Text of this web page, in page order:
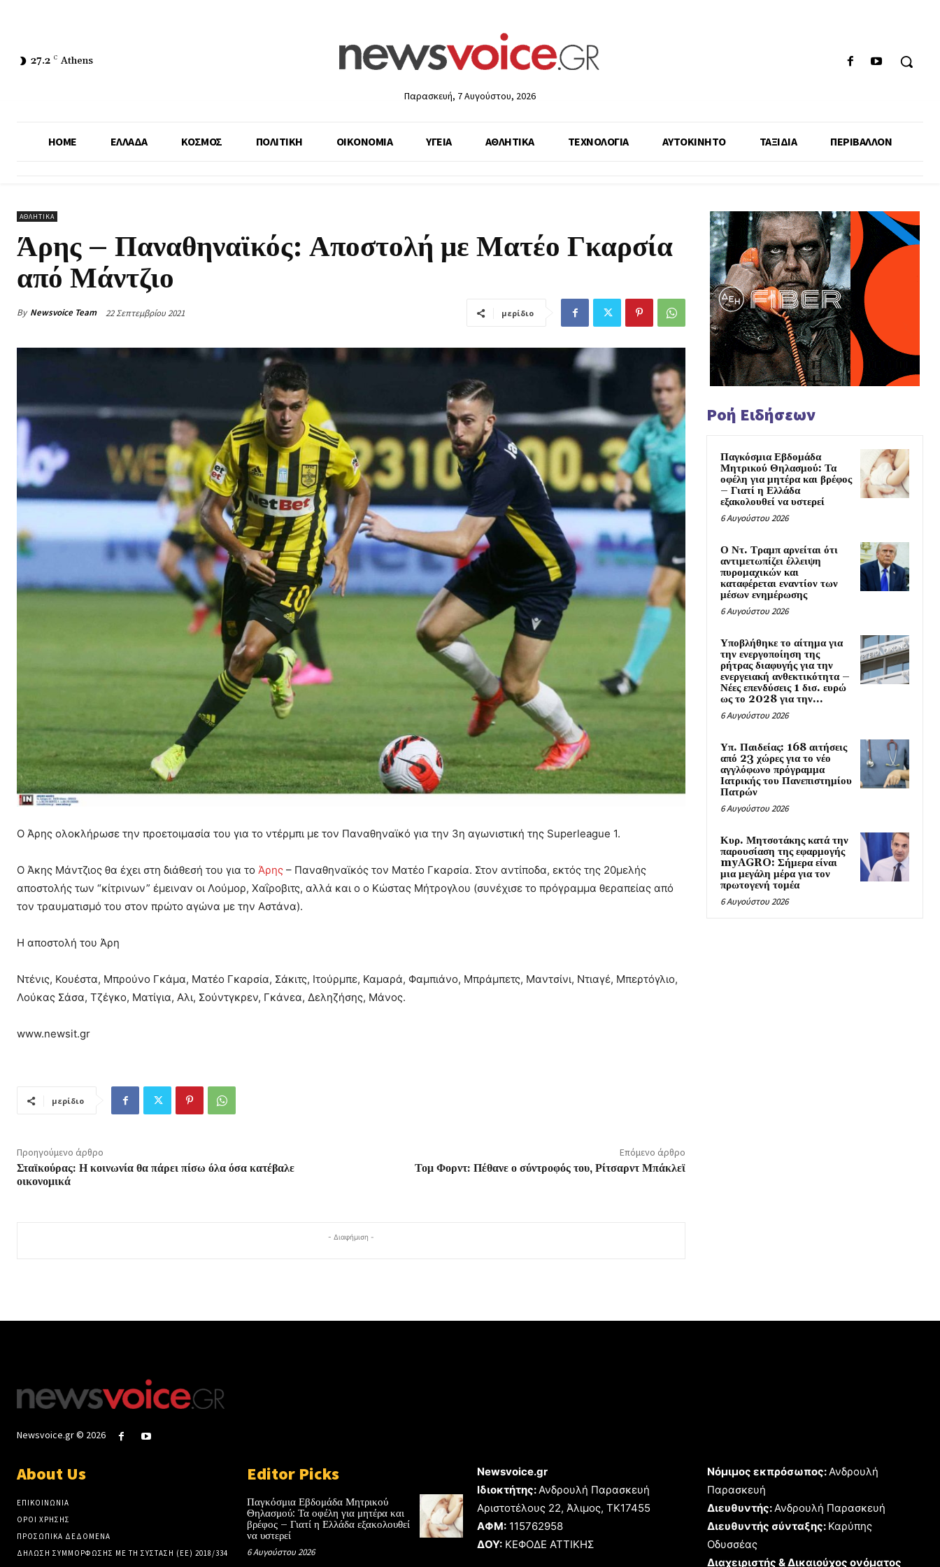
27.2 C Athens
Παρασκευή, 7 Αυγούστου, 2026
HOME ΕΛΛΑΔΑ ΚΟΣΜΟΣ ΠΟΛΙΤΙΚΗ ΟΙΚΟΝΟΜΙΑ ΥΓΕΙΑ ΑΘΛΗΤΙΚΑ ΤΕΧΝΟΛΟΓΙΑ ΑΥΤΟΚΙΝΗΤΟ ΤΑΞΙΔΙΑ ΠΕΡΙΒΑΛΛΟΝ
ΑΘΛΗΤΙΚΑ
Άρης – Παναθηναϊκός: Αποστολή με Ματέο Γκαρσία
από Μάντζιο
By Newsvoice Team 22 Σεπτεμβρίου 2021 μερίδιο
Ο Άρης ολοκλήρωσε την προετοιμασία του για το ντέρμπι με τον Παναθηναϊκό για την 3η αγωνιστική της Superleague 1.
Ο Άκης Μάντζιος θα έχει στη διάθεσή του για το Άρης – Παναθηναϊκός τον Ματέο Γκαρσία. Στον αντίποδα, εκτός της 20μελής
αποστολής των “κίτρινων” έμειναν οι Λούμορ, Χαΐροβιτς, αλλά και ο ο Κώστας Μήτρογλου (συνέχισε το πρόγραμμα θεραπείας από
τον τραυματισμό του στον πρώτο αγώνα με την Αστάνα).
Η αποστολή του Άρη
Ντένις, Κουέστα, Μπρούνο Γκάμα, Ματέο Γκαρσία, Σάκιτς, Ιτούρμπε, Καμαρά, Φαμπιάνο, Μπράμπετς, Μαντσίνι, Ντιαγέ, Μπερτόγλιο,
Λούκας Σάσα, Τζέγκο, Ματίγια, Αλι, Σούντγκρεν, Γκάνεα, Δεληζήσης, Μάνος.
www.newsit.gr
μερίδιο
Προηγούμενο άρθρο
Σταϊκούρας: Η κοινωνία θα πάρει πίσω όλα όσα κατέβαλε
οικονομικά
Επόμενο άρθρο
Τομ Φορντ: Πέθανε ο σύντροφός του, Ρίτσαρντ Μπάκλεϊ
- Διαφήμιση -
Ροή Ειδήσεων
Παγκόσμια Εβδομάδα
Μητρικού Θηλασμού: Τα
οφέλη για μητέρα και βρέφος
– Γιατί η Ελλάδα
εξακολουθεί να υστερεί
6 Αυγούστου 2026
Ο Ντ. Τραμπ αρνείται ότι
αντιμετωπίζει έλλειψη
πυρομαχικών και
καταφέρεται εναντίον των
μέσων ενημέρωσης
6 Αυγούστου 2026
Υποβλήθηκε το αίτημα για
την ενεργοποίηση της
ρήτρας διαφυγής για την
ενεργειακή ανθεκτικότητα –
Νέες επενδύσεις 1 δισ. ευρώ
ως το 2028 για την...
6 Αυγούστου 2026
Υπ. Παιδείας: 168 αιτήσεις
από 23 χώρες για το νέο
αγγλόφωνο πρόγραμμα
Ιατρικής του Πανεπιστημίου
Πατρών
6 Αυγούστου 2026
Κυρ. Μητσοτάκης κατά την
παρουσίαση της εφαρμογής
myAGRO: Σήμερα είναι
μια μεγάλη μέρα για τον
πρωτογενή τομέα
6 Αυγούστου 2026
Newsvoice.gr © 2026
About Us
ΕΠΙΚΟΙΝΩΝΙΑ
ΟΡΟΙ ΧΡΗΣΗΣ
ΠΡΟΣΩΠΙΚΑ ΔΕΔΟΜΕΝΑ
ΔΗΛΩΣΗ ΣΥΜΜΟΡΦΩΣΗΣ ΜΕ ΤΗ ΣΥΣΤΑΣΗ (ΕΕ) 2018/334
Editor Picks
Παγκόσμια Εβδομάδα Μητρικού
Θηλασμού: Τα οφέλη για μητέρα και
βρέφος – Γιατί η Ελλάδα εξακολουθεί
να υστερεί
6 Αυγούστου 2026
Newsvoice.gr
Ιδιοκτήτης:Ανδρουλή Παρασκευή
Αριστοτέλους 22, Άλιμος, TK17455
ΑΦΜ: 115762958
ΔΟΥ: ΚΕΦΟΔΕ ΑΤΤΙΚΗΣ
Νόμιμος εκπρόσωπος:Ανδρουλή
Παρασκευή
Διευθυντής:Ανδρουλή Παρασκευή
Διευθυντής σύνταξης: Καρύπης
Οδυσσέας
Διαχειριστής & Δικαιούχος ονόματος